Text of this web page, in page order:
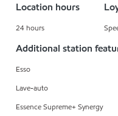
Location hours
24 hours
Additional station
Esso
Lave-auto
Essence Supreme+ Synergy